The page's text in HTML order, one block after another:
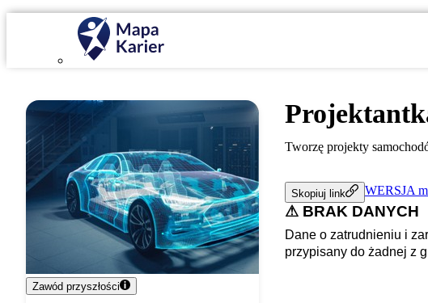
Zawód przyszłości
Tworzę projekty
Skopiuj link WERSJA
⚠ BRAK DANYCH
Dane o zatrudnieniu i
przypisany do żadnej z